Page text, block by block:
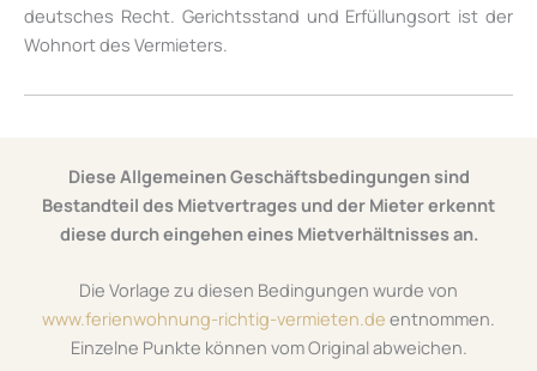
deutsches Recht. Gerichtsstand und Erfüllungsort ist der
Wohnort des Vermieters.
Diese Allgemeinen Geschäftsbedingungen sind
Bestandteil des Mietvertrages und der Mieter erkennt
diese durch eingehen eines Mietverhältnisses an.
Die Vorlage zu diesen Bedingungen wurde von
www.ferienwohnung-richtig-vermieten.de entnommen.
Einzelne Punkte können vom Original abweichen.